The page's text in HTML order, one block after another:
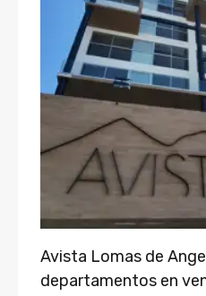
Avista Lomas de
departamentos en